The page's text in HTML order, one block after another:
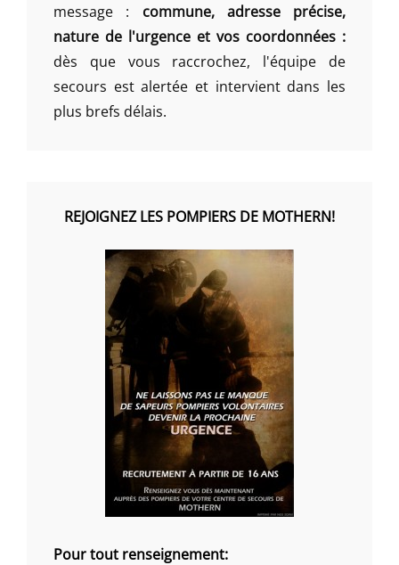
message : commune, adresse précise,
nature de l'urgence et vos coordonnées :
dès que vous raccrochez, l'équipe de
secours est alertée et intervient dans les
plus brefs délais.
REJOIGNEZ LES POMPIERS DE MOTHERN!
Pour tout renseignement: